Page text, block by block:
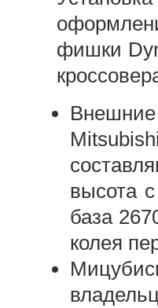
фишки
Внешние
высота
база
колея